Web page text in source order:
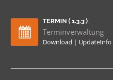
TERMIN ( 1.3.3 )
Terminverwaltung
Download | UpdateInfo